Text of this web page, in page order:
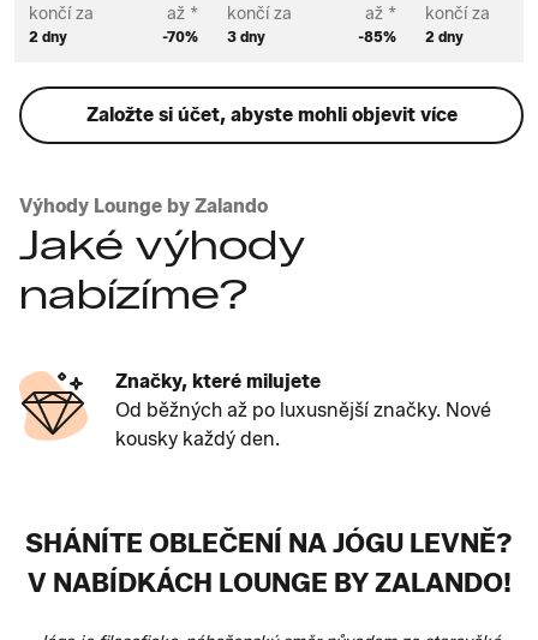
končí za
2 dny
až *
-70%
končí za
3 dny
až *
-85%
končí za
2 dny
Založte si účet, abyste mohli objevit více
Výhody Lounge by Zalando
Jaké výhody
nabízíme?
Značky, které milujete
Od běžných až po luxusnější značky. Nové
kousky každý den.
SHÁNÍTE OBLEČENÍ NA JÓGU LEVNĚ?
V NABÍDKÁCH LOUNGE BY ZALANDO!